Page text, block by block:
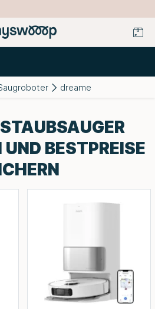
dreame
BESTPREISE